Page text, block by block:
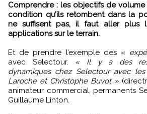
Comprendre : les objectifs de
condition qu’ils retombent dans la
ne suffisent pas, il faut aller plus
applications sur le terrain.
Et de prendre l’exemple des «
avec Selectour. « Il y a des
dynamiques chez Selectour avec
Laroche et Christophe Buvot »
animateur commercial, permanents
Guillaume Linton.